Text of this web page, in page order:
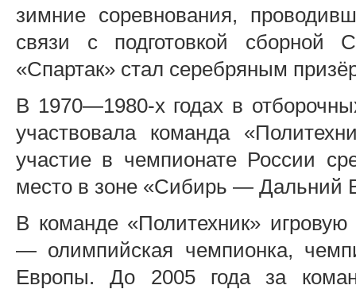
зимние соревнования,
связи с подготовкой
«Спартак» стал серебряным
В 1970—1980-х годах в
участвовала команда
участие в чемпионате России
место в зоне «Сибирь — Дальний
В команде «Политехник»
— олимпийская чемпионка,
Европы. До 2005 года за